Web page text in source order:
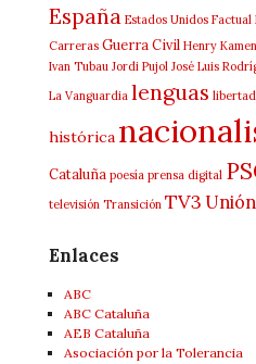
España Estados Unidos Factual
Carreras Guerra Civil Henry Kamen
Ivan Tubau Jordi Pujol José Luis
La Vanguardia lenguas
histórica
Cataluña poesía prensa digital
televisión Transición TV3
Enlaces
ABC
ABC Cataluña
AEB Cataluña
Asociación por la Tolerancia